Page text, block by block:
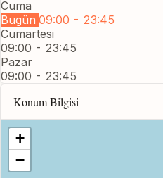
Cuma
Bugün 09:00 - 23:45
Cumartesi
09:00 - 23:45
Pazar
09:00 - 23:45
Konum Bilgisi
+
−